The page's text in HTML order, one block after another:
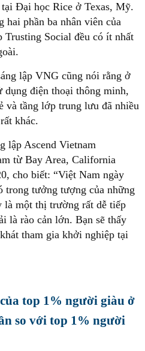
Đại học Rice ở Texas, Mỹ.
hai phần ba nhân viên của
Social đều có ít nhất
lập VNG cũng nói rằng ở
điện thoại thông minh,
và tầng lớp trung lưu đã nhiều
khác.
lập Ascend Vietnam
từ Bay Area, California
cho biết: “Việt Nam ngày
trong tưởng tượng của những
một thị trường rất dễ tiếp
là rào cản lớn. Bạn sẽ thấy
tham gia khởi nghiệp tại
top 1% người giàu ở
so với top 1% người